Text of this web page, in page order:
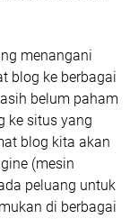
menangani
blog ke berbagai
belum paham
ke situs yang
blog kita akan
(mesin
peluang untuk
di berbagai